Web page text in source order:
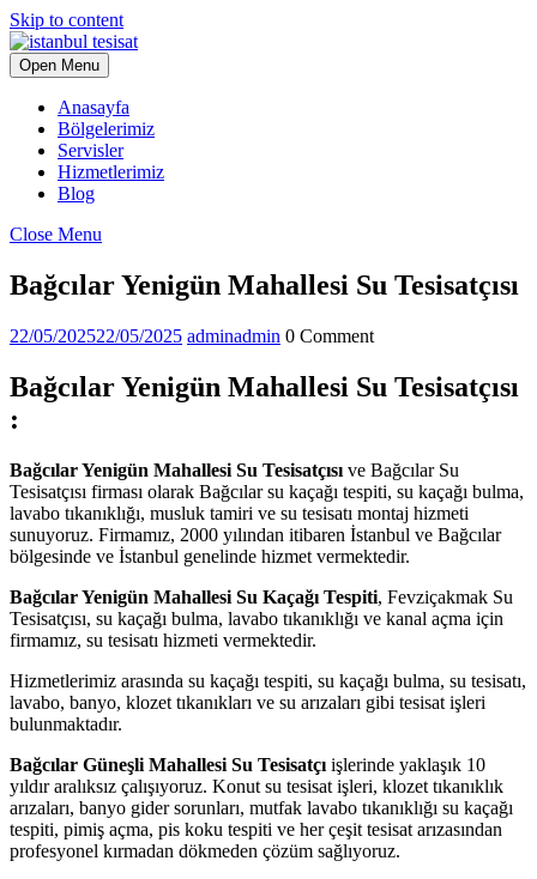
Skip to content
Open Menu
Anasayfa
Bölgelerimiz
Servisler
Hizmetlerimiz
Blog
Close Menu
Bağcılar Yenigün Mahallesi Su Tesisatçısı
22/05/202522/05/2025 adminadmin 0 Comment
Bağcılar Yenigün Mahallesi Su Tesisatçısı
:
Bağcılar Yenigün Mahallesi Su Tesisatçısı ve Bağcılar Su
Tesisatçısı firması olarak Bağcılar su kaçağı tespiti, su kaçağı bulma,
lavabo tıkanıklığı, musluk tamiri ve su tesisatı montaj hizmeti
sunuyoruz. Firmamız, 2000 yılından itibaren İstanbul ve Bağcılar
bölgesinde ve İstanbul genelinde hizmet vermektedir.
Bağcılar Yenigün Mahallesi Su Kaçağı Tespiti, Fevziçakmak Su
Tesisatçısı, su kaçağı bulma, lavabo tıkanıklığı ve kanal açma için
firmamız, su tesisatı hizmeti vermektedir.
Hizmetlerimiz arasında su kaçağı tespiti, su kaçağı bulma, su tesisatı,
lavabo, banyo, klozet tıkanıkları ve su arızaları gibi tesisat işleri
bulunmaktadır.
Bağcılar Güneşli Mahallesi Su Tesisatçı işlerinde yaklaşık 10
yıldır aralıksız çalışıyoruz. Konut su tesisat işleri, klozet tıkanıklık
arızaları, banyo gider sorunları, mutfak lavabo tıkanıklığı su kaçağı
tespiti, pimiş açma, pis koku tespiti ve her çeşit tesisat arızasından
profesyonel kırmadan dökmeden çözüm sağlıyoruz.